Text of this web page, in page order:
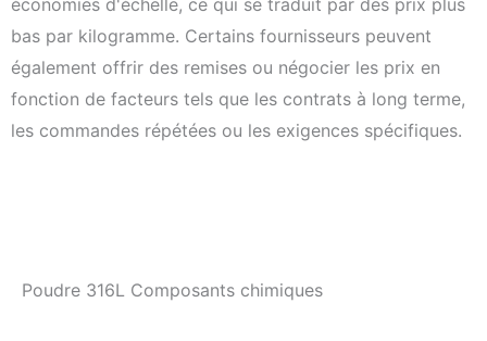
économies d'échelle, ce qui se traduit par des prix plus
bas par kilogramme. Certains fournisseurs peuvent
également offrir des remises ou négocier les prix en
fonction de facteurs tels que les contrats à long terme,
les commandes répétées ou les exigences spécifiques.
Poudre 316L Composants chimiques